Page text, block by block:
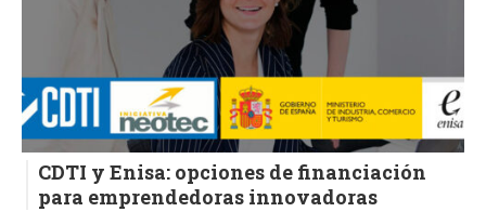
CDTI y Enisa: opciones de financiación
para emprendedoras innovadoras